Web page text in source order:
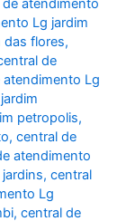
atendimento
Lg jardim
das flores,
de
atendimento Lg
petropolis,
,central de
atendimento
,central
Lg
,central de